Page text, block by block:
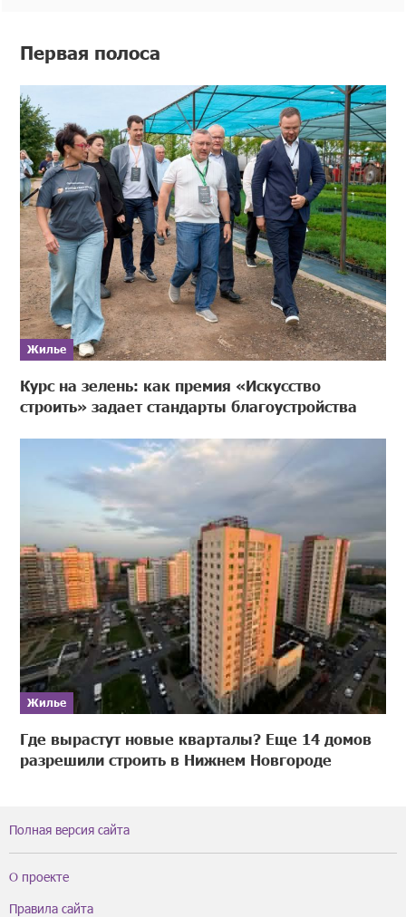
Первая полоса
Жилье
Курс на зелень: как премия «Искусство
строить» задает стандарты благоустройства
Жилье
Где вырастут новые кварталы? Еще 14 домов
разрешили строить в Нижнем Новгороде
Полная версия сайта
О проекте
Правила сайта